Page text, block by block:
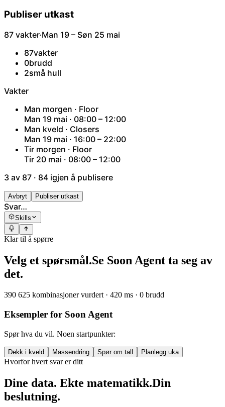
Publiser utkast
87 vakter·Man 19 – Søn 25 mai
87vakter
0brudd
2små hull
Vakter
Man morgen · Floor
Man 19 mai · 08:00 – 12:00
Man kveld · Closers
Man 19 mai · 16:00 – 22:00
Tir morgen · Floor
Tir 20 mai · 08:00 – 12:00
3 av 87 · 84 igjen å publisere
Avbryt Publiser utkast
Svar…
Skills
Klar til å spørre
Velg et spørsmål.Se Soon Agent ta seg av
det.
390 625 kombinasjoner vurdert · 420 ms · 0 brudd
Eksempler for Soon Agent
Spør hva du vil. Noen startpunkter:
Dekk i kveld Massendring Spør om tall Planlegg uka
Hvorfor hvert svar er ditt
Dine data. Ekte matematikk.Din
beslutning.